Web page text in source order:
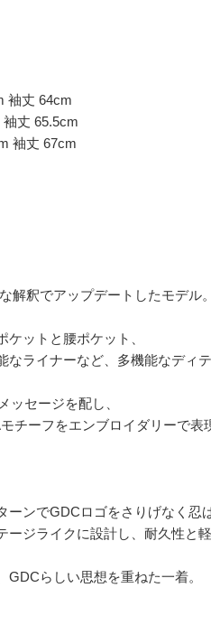
袖丈 64cm
袖丈 65.5cm
袖丈 67cm
解釈でアップデートしたモデル。
ットと腰ポケット、
ライナーなど、多機能なディテ
ッセージを配し、
チーフをエンブロイダリーで表
ンでGDCロゴをさりげなく忍
ジライクに設計し、耐久性と軽
らしい思想を重ねた一着。